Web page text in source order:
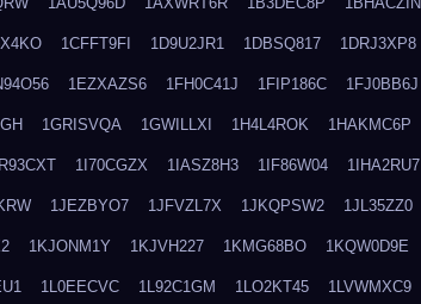
1CFFT9FI 1D9U2JR1 1DBSQ817 1DRJ3XP8
1EZXAZS6 1FH0C41J 1FIP186C 1FJ0BB6J
1GRISVQA 1GWILLXI 1H4L4ROK 1HAKMC6P
1I70CGZX 1IASZ8H3 1IF86W04 1IHA2RU7
1JEZBYO7 1JFVZL7X 1JKQPSW2 1JL35ZZ0
1KJONM1Y 1KJVH227 1KMG68BO 1KQW0D9E
1L0EECVC 1L92C1GM 1LO2KT45 1LVWMXC9